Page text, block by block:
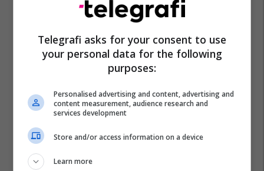
Telegrafi asks for your consent to use
your personal data for the following
purposes:
Personalised advertising and content, advertising and
content measurement, audience research and
services development
Store and/or access information on a device
Learn more